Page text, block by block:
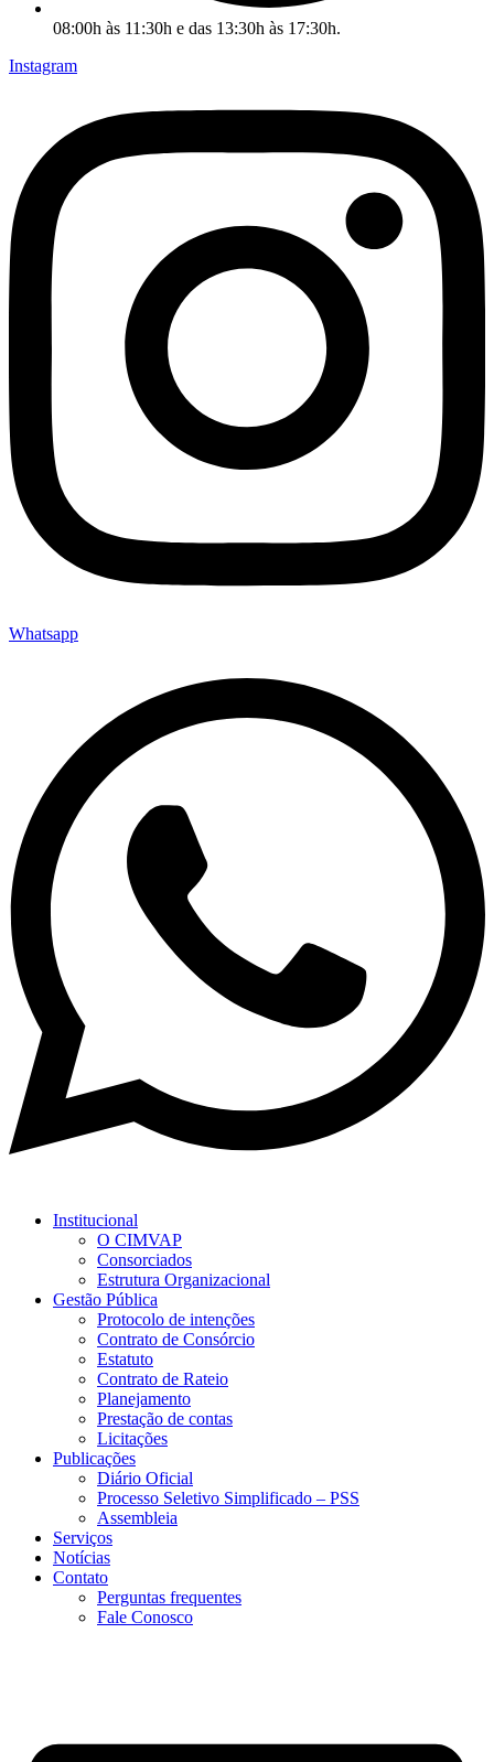
08:00h às 11:30h e das 13:30h às 17:30h.
Instagram
Whatsapp
Institucional
O CIMVAP
Consorciados
Estrutura Organizacional
Gestão Pública
Protocolo de intenções
Contrato de Consórcio
Estatuto
Contrato de Rateio
Planejamento
Prestação de contas
Licitações
Publicações
Diário Oficial
Processo Seletivo Simplificado – PSS
Assembleia
Serviços
Notícias
Contato
Perguntas frequentes
Fale Conosco